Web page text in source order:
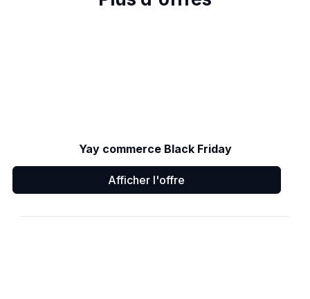
Yay commerce Black Friday
Afficher l'offre